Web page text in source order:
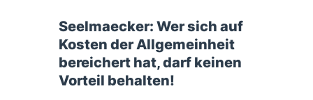
Seelmaecker: Wer sich auf
Kosten der Allgemeinheit
bereichert hat, darf keinen
Vorteil behalten!